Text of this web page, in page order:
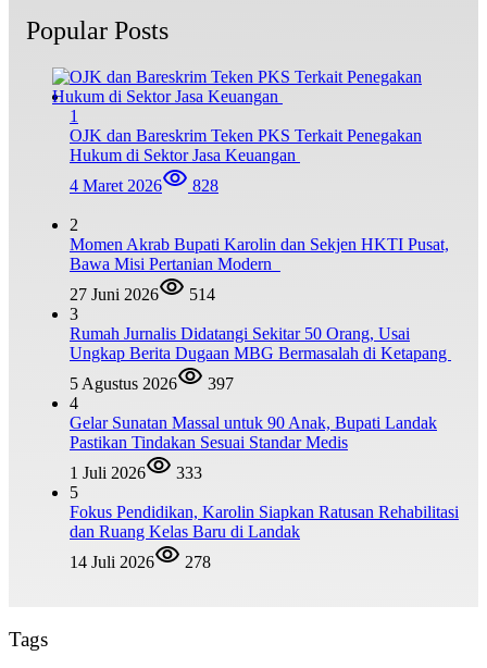
Popular Posts
1
OJK dan Bareskrim Teken PKS Terkait Penegakan
Hukum di Sektor Jasa Keuangan
4 Maret 2026
828
2
Momen Akrab Bupati Karolin dan Sekjen HKTI Pusat,
Bawa Misi Pertanian Modern
27 Juni 2026
514
3
Rumah Jurnalis Didatangi Sekitar 50 Orang, Usai
Ungkap Berita Dugaan MBG Bermasalah di Ketapang
5 Agustus 2026
397
4
Gelar Sunatan Massal untuk 90 Anak, Bupati Landak
Pastikan Tindakan Sesuai Standar Medis
1 Juli 2026
333
5
Fokus Pendidikan, Karolin Siapkan Ratusan Rehabilitasi
dan Ruang Kelas Baru di Landak
14 Juli 2026
278
Tags